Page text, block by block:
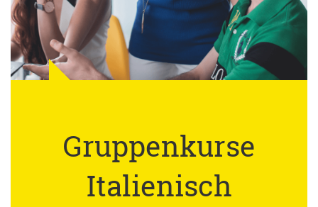
Gruppenkurse
Italienisch